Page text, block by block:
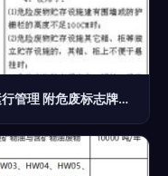
危险废物贮存间应如何选址 建设及运行管理 附危废标志牌设置要求